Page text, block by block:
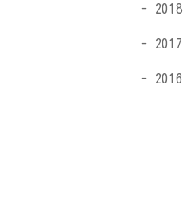
2018
2017
2016